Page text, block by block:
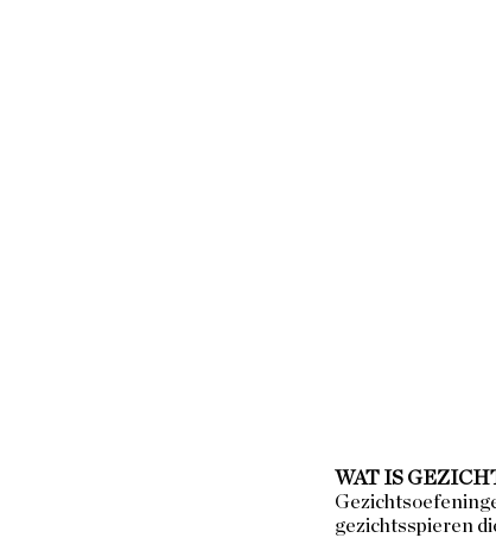
WAT IS
gezichtsspieren